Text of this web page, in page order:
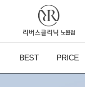
BEST PRICE